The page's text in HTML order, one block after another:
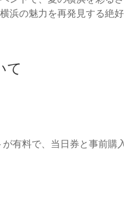
浜の魅力を再発見する絶好
て
有料で、当日券と事前購